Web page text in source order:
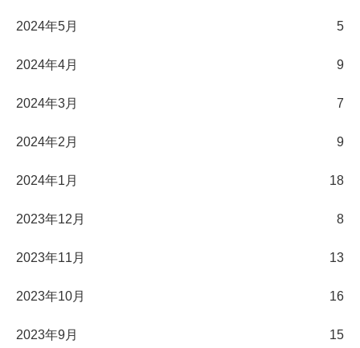
2024年5月 5
2024年4月 9
2024年3月 7
2024年2月 9
2024年1月 18
2023年12月 8
2023年11月 13
2023年10月 16
2023年9月 15